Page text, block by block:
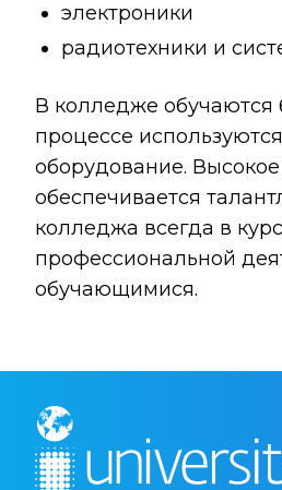
электроники
радиотехники и
В колледже обучаются
процессе
оборудование.
обеспечивается
колледжа всегда в
профессиональной
обучающимися.